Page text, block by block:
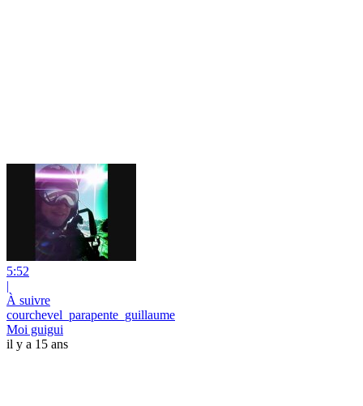
5:52
|
À suivre
courchevel_parapente_guillaume
Moi guigui
il y a 15 ans